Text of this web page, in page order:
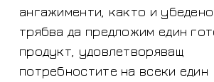
ангажименти, както и
трябва да предложим един
продукт, удовлетворяващ
потребностите на всеки един